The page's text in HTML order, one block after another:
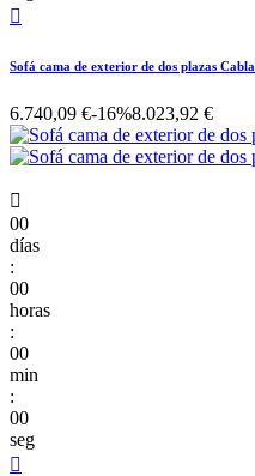

Sofá cama de exterior de dos plazas Cabla
6.740,09 €-16%8.023,92 €

00
días
:
00
horas
:
00
min
:
00
seg
